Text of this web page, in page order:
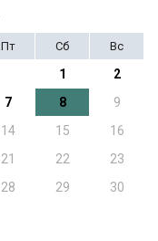
Пт Сб Вс
1
2
7 8
9
14 15
16
21 22
23
28 29
30